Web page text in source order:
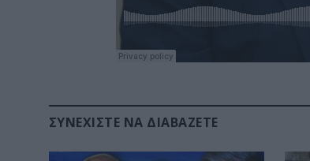
ΣΥΝΕΧΊΣΤΕ ΝΑ ΔΙΑΒΆΖΕΤΕ